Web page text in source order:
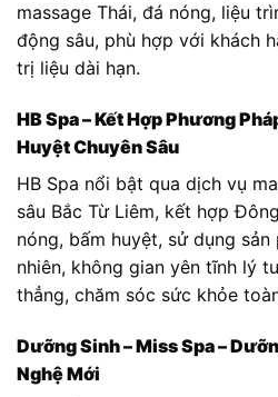
massage Thái, đá nóng, liệu
động sâu, phù hợp với khách
trị liệu dài hạn.
HB Spa – Kết Hợp Phương
Huyệt Chuyên Sâu
HB Spa nổi bật qua dịch vụ
sâu Bắc Từ Liêm, kết hợp
nóng, bấm huyệt, sử dụng
nhiên, không gian yên tĩnh lý
thẳng, chăm sóc sức khỏe
Dưỡng Sinh – Miss Spa –
Nghệ Mới